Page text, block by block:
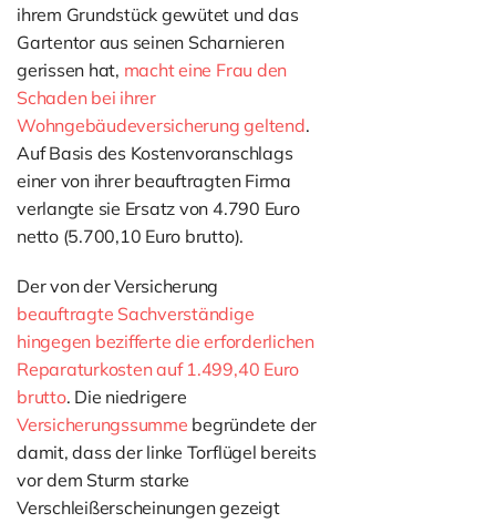
ihrem Grundstück gewütet und das
Gartentor aus seinen Scharnieren
gerissen hat, macht eine Frau den
Schaden bei ihrer
Wohngebäudeversicherung geltend.
Auf Basis des Kostenvoranschlags
einer von ihrer beauftragten Firma
verlangte sie Ersatz von 4.790 Euro
netto (5.700,10 Euro brutto).
Der von der Versicherung
beauftragte Sachverständige
hingegen bezifferte die erforderlichen
Reparaturkosten auf 1.499,40 Euro
brutto. Die niedrigere
Versicherungssumme begründete der
damit, dass der linke Torflügel bereits
vor dem Sturm starke
Verschleißerscheinungen gezeigt